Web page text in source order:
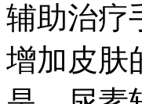
辅助治疗
增加皮肤